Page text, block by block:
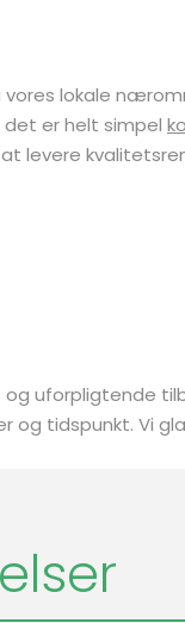
lokale
det er helt simpel
levere
uforpligtende
og tidspunkt. Vi